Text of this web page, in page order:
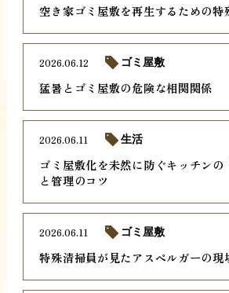
空き家ゴミ屋敷を再生するための特
猛暑とゴミ屋敷の危険な相関関係
2026.06.12 ゴミ屋敷
ゴミ屋敷化を未然に防ぐキッチンの
と管理のコツ
2026.06.11 生活
特殊清掃員が見たアスペルガーの現
2026.06.11 ゴミ屋敷